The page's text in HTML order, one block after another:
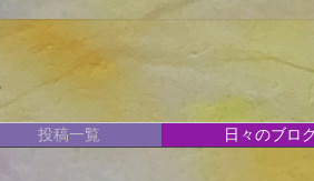
投稿一覧 日々のブロ